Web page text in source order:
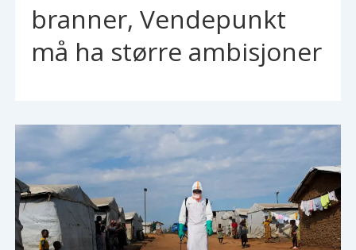
branner, Vendepunkt
må ha større ambisjoner